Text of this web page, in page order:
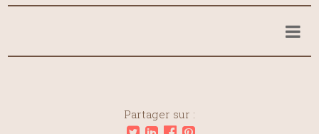
Partager sur :